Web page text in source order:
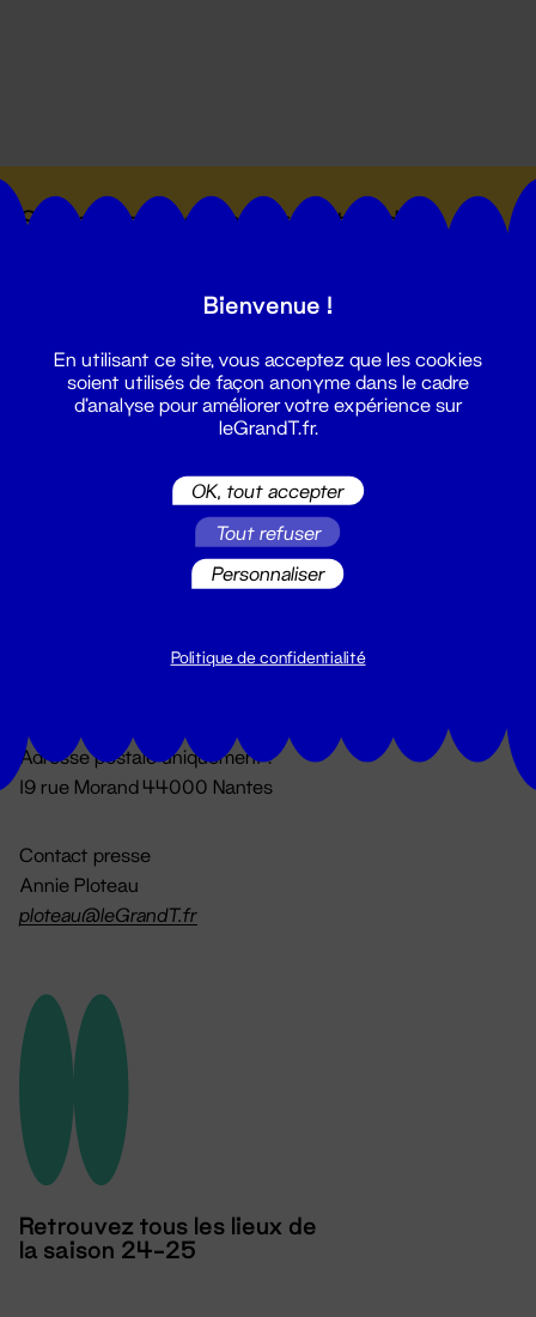
Suivez toutes les actualités du
Du lundi au vendredi 14h → 18h
Adresse postale uniquement :
19 rue Morand 44000 Nantes
Contact presse
Annie Ploteau
ploteau@leGrandT.fr
Retrouvez tous les lieux de
la saison 24-25
Bienvenue !
En utilisant ce site, vous acceptez que les cookies
soient utilisés de façon anonyme dans le cadre
d'analyse pour améliorer votre expérience sur
leGrandT.fr.
OK, tout accepter
Tout refuser
Personnaliser
Politique de confidentialité